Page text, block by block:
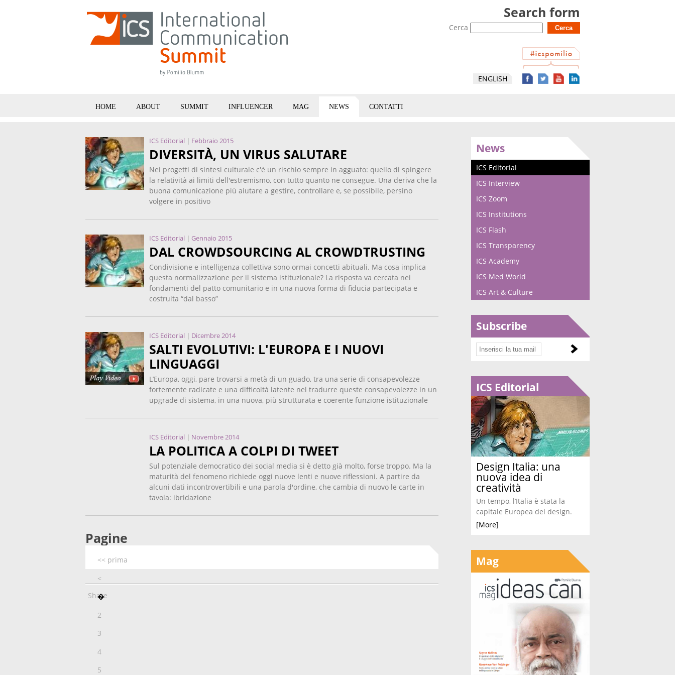
Search form
Cerca
ENGLISH
HOME ABOUT SUMMIT INFLUENCER MAG NEWS CONTATTI
ICS Editorial | Febbraio 2015
DIVERSITÀ, UN VIRUS SALUTARE
Nei progetti di sintesi culturale c'è un rischio sempre in agguato: quello di spingere
la relatività ai limiti dell'estremismo, con tutto quanto ne consegue. Una deriva che la
buona comunicazione più aiutare a gestire, controllare e, se possibile, persino
volgere in positivo
ICS Editorial |Gennaio 2015
DAL CROWDSOURCING AL CROWDTRUSTING
Condivisione e intelligenza collettiva sono ormai concetti abituali. Ma cosa implica
questa normalizzazione per il sistema istituzionale? La risposta va cercata nei
fondamenti del patto comunitario e in una nuova forma di fiducia partecipata e
costruita “dal basso”
ICS Editorial | Dicembre 2014
SALTI EVOLUTIVI: L'EUROPA E I NUOVI
LINGUAGGI
L’Europa, oggi, pare trovarsi a metà di un guado, tra una serie di consapevolezze
fortemente radicate e una difficoltà latente nel tradurre queste consapevolezze in un
upgrade di sistema, in una nuova, più strutturata e coerente funzione istituzionale
ICS Editorial | Novembre 2014
LA POLITICA A COLPI DI TWEET
Sul potenziale democratico dei social media si è detto già molto, forse troppo. Ma la
maturità del fenomeno richiede oggi nuove lenti e nuove riflessioni. A partire da
alcuni dati incontrovertibili e una parola d'ordine, che cambia di nuovo le carte in
tavola: ibridazione
Pagine
<< prima
<
�
2
3
4
5
Share
News
ICS Editorial
ICS Interview
ICS Zoom
ICS Institutions
ICS Flash
ICS Transparency
ICS Academy
ICS Med World
ICS Art & Culture
Subscribe
ICS Editorial
Design Italia: una
nuova idea di
creatività
Un tempo, l’Italia è stata la
capitale Europea del design.
[More]
Mag